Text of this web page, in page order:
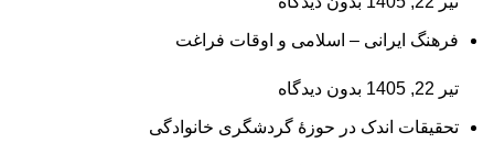
فرهنگ ایرانی – اسلامی و اوقات فراغت
تیر 22, 1405 بدون دیدگاه
تحقیقات اندک در حوزۀ گردشگری خانوادگی